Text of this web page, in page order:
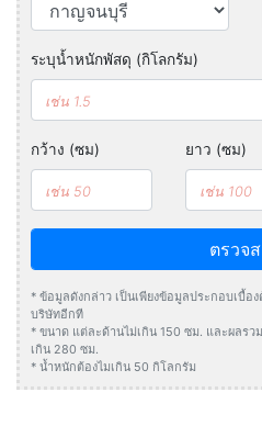
ระบุน้ำหนักพัสดุ (กิโลกรัม)
กว้าง (ซม) ยาว (ซม)
ตรวจ
* ข้อมูลดังกล่าว เป็นเพียงข้อมูลประกอบเบื้อ
บริษัทอีกที
* ขนาด แต่ละด้านไม่เกิน 150 ซม. และผลรว
เกิน 280 ซม.
* น้ำหนักต้องไมเกิน 50 กิโลกรัม